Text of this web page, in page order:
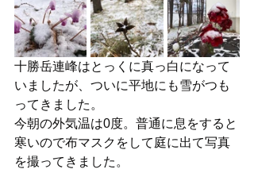
十勝岳連峰はとっくに真っ白になって
いましたが、ついに平地にも雪がつも
ってきました。
今朝の外気温は0度。普通に息をすると
寒いので布マスクをして庭に出て写真
を撮ってきました。